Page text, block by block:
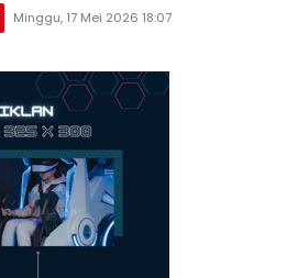
Minggu, 17 Mei 2026 18:07